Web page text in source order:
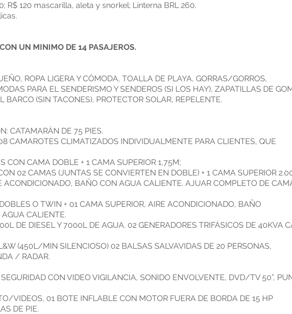
R$ 120 mascarilla, aleta y snorkel; Linterna BRL 260.
UN MINIMO DE 14 PASAJEROS.
ROPA LIGERA Y CÓMODA, TOALLA DE PLAYA, GORRAS/GORROS,
PARA EL SENDERISMO Y SENDEROS (SI LOS HAY), ZAPATILLAS DE
BARCO (SIN TACONES), PROTECTOR SOLAR, REPELENTE.
CATAMARÁN DE 75 PIES.
CAMAROTES CLIMATIZADOS INDIVIDUALMENTE PARA CLIENTES, QUE
CON CAMA DOBLE + 1 CAMA SUPERIOR 1,75M;
02 CAMAS (JUNTAS SE CONVIERTEN EN DOBLE) + 1 CAMA SUPERIOR
ACONDICIONADO, BAÑO CON AGUA CALIENTE. AJUAR COMPLETO DE
O TWIN + 01 CAMA SUPERIOR, AIRE ACONDICIONADO, BAÑO
CALIENTE.
DE DIESEL Y 7000L DE AGUA. 02 GENERADORES TRIFÁSICOS DE 40KVA
(450L/MIN SILENCIOSO) 02 BALSAS SALVAVIDAS DE 20 PERSONAS,
/ RADAR.
CON VIDEO VIGILANCIA, SONIDO ENVOLVENTE, DVD/TV 50”,
VIDEOS, 01 BOTE INFLABLE CON MOTOR FUERA DE BORDA DE 15 HP
DE PIE.